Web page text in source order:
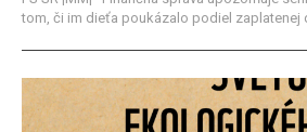
tom, či im dieťa poukázalo podiel zaplatenej